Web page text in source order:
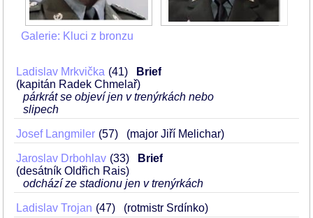
Galerie: Kluci z bronzu
Ladislav Mrkvička 41
Brief
(kapitán Radek Chmelař)
párkrát se objeví jen v trenýrkách nebo
slipech
Josef Langmiler 57 (major Jiří Melichar)
Jaroslav Drbohlav 33
Brief
(desátník Oldřich Rais)
odchází ze stadionu jen v trenýrkách
Ladislav Trojan 47 (rotmistr Srdínko)